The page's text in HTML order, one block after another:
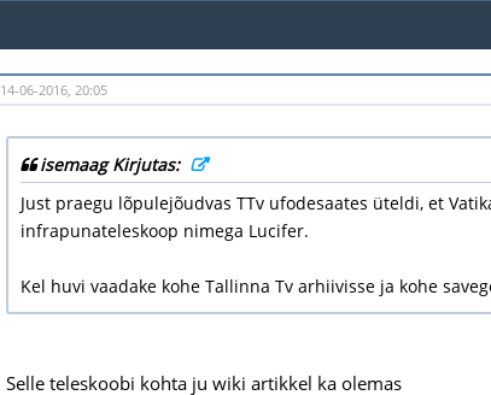
14-06-2016, 20:05
isemaag Kirjutas:
Just praegu lõpulejõudvas TTv ufodesaates üteldi, et
infrapunateleskoop nimega Lucifer.
Kel huvi vaadake kohe Tallinna Tv arhiivisse ja kohe
Selle teleskoobi kohta ju wiki artikkel ka olemas